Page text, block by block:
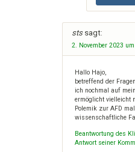
sts sagt:
2. November 2023
Hallo Hajo,
betreffend der
ich nochmal auf
ermöglicht vielleicht
Polemik zur AFD
wissenschaftliche
Beantwortung des
Antwort seiner